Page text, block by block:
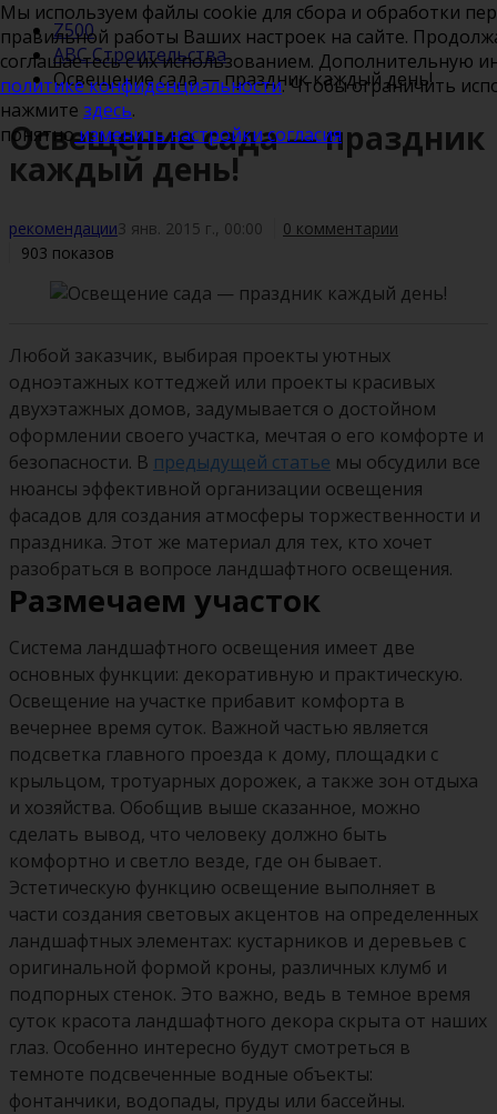
Z500
ABC Строительства
Освещение сада — праздник каждый день!
Освещение сада — праздник
каждый день!
рекомендации3 янв. 2015 г., 00:00
0 комментарии
903 показов
Любой заказчик, выбирая проекты уютных
одноэтажных коттеджей или проекты красивых
двухэтажных домов, задумывается о достойном
оформлении своего участка, мечтая о его комфорте и
безопасности. В предыдущей статье мы обсудили все
нюансы эффективной организации освещения
фасадов для создания атмосферы торжественности и
праздника. Этот же материал для тех, кто хочет
разобраться в вопросе ландшафтного освещения.
Размечаем участок
Система ландшафтного освещения имеет две
основных функции: декоративную и практическую.
Освещение на участке прибавит комфорта в
вечернее время суток. Важной частью является
подсветка главного проезда к дому, площадки с
крыльцом, тротуарных дорожек, а также зон отдыха
и хозяйства. Обобщив выше сказанное, можно
сделать вывод, что человеку должно быть
комфортно и светло везде, где он бывает.
Эстетическую функцию освещение выполняет в
части создания световых акцентов на определенных
ландшафтных элементах: кустарников и деревьев с
оригинальной формой кроны, различных клумб и
подпорных стенок. Это важно, ведь в темное время
суток красота ландшафтного декора скрыта от наших
глаз. Особенно интересно будут смотреться в
темноте подсвеченные водные объекты:
фонтанчики, водопады, пруды или бассейны.
Мы используем файлы cookie для сбора и обработки
правильной работы Ваших настроек на сайте.
соглашаетесь с их использованием. Дополнительную
политике конфиденциальности. Чтобы ограничить
нажмите здесь.
понятноизменить настройки согласия